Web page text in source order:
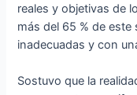
reales y objetivas de
más del 65 % de
inadecuadas y con
Sostuvo que la